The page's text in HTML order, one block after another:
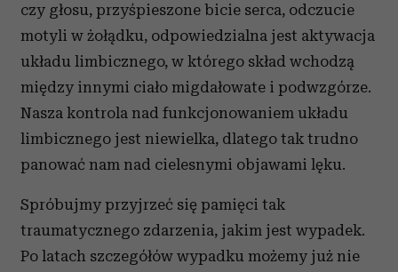
czy głosu, przyśpieszone bicie serca, odczucie
motyli w żołądku, odpowiedzialna jest aktywacja
układu limbicznego, w którego skład wchodzą
między innymi ciało migdałowate i podwzgórze.
Nasza kontrola nad funkcjonowaniem układu
limbicznego jest niewielka, dlatego tak trudno
panować nam nad cielesnymi objawami lęku.
Spróbujmy przyjrzeć się pamięci tak
traumatycznego zdarzenia, jakim jest wypadek.
Po latach szczegółów wypadku możemy już nie